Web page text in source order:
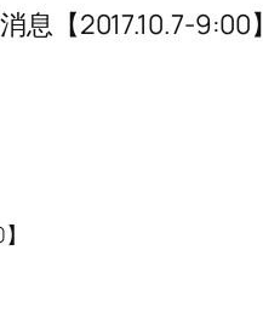
【2017.10.7-9:00】